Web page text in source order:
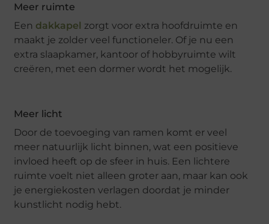
Meer ruimte
Een dakkapel zorgt voor extra hoofdruimte en
maakt je zolder veel functioneler. Of je nu een
extra slaapkamer, kantoor of hobbyruimte wilt
creëren, met een dormer wordt het mogelijk.
Meer licht
Door de toevoeging van ramen komt er veel
meer natuurlijk licht binnen, wat een positieve
invloed heeft op de sfeer in huis. Een lichtere
ruimte voelt niet alleen groter aan, maar kan ook
je energiekosten verlagen doordat je minder
kunstlicht nodig hebt.